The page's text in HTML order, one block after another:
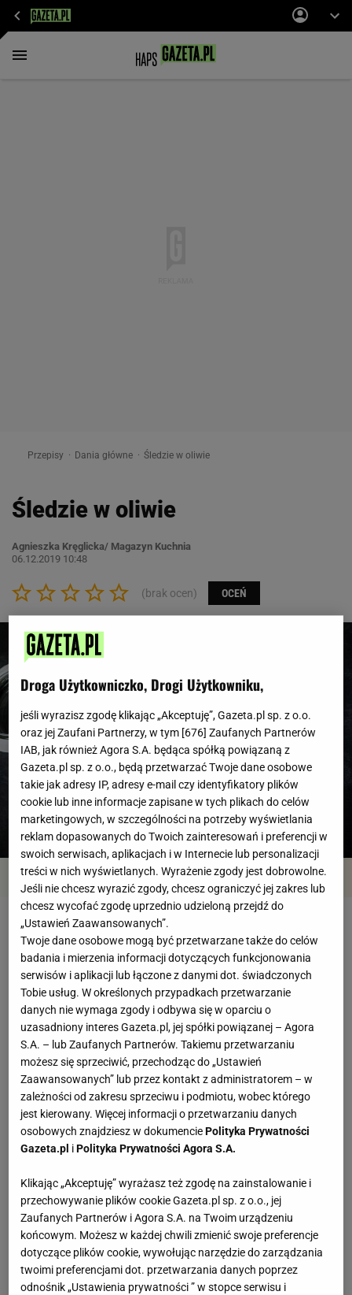
Przepisy Dania główne Śledzie w oliwie
Śledzie w oliwie
Agnieszka Kręglicka/ Magazyn Kuchnia
06.12.2019 10:48
(brak ocen) OCEŃ
Przegląd Składniki Kroki
Śledzie w oliwie
Czas przygotowania powyżej godziny
Przygotowanie śledzi:Powyżej godziny
Poziom trudności łatwy
Polskie dania rybne Dania ze śledzia Przepisy świąteczne
Przepisy wigilijne
Droga Użytkowniczko, Drogi Użytkowniku,
jeśli wyrazisz zgodę klikając „Akceptuję”, Gazeta.pl sp. z o.o.
oraz jej Zaufani Partnerzy, w tym [676] Zaufanych Partnerów
IAB, jak również Agora S.A. będąca spółką powiązaną z
Gazeta.pl sp. z o.o., będą przetwarzać Twoje dane osobowe
takie jak adresy IP, adresy e-mail czy identyfikatory plików
cookie lub inne informacje zapisane w tych plikach do celów
marketingowych, w szczególności na potrzeby wyświetlania
reklam dopasowanych do Twoich zainteresowań i preferencji w
swoich serwisach, aplikacjach i w Internecie lub personalizacji
treści w nich wyświetlanych. Wyrażenie zgody jest dobrowolne.
Jeśli nie chcesz wyrazić zgody, chcesz ograniczyć jej zakres lub
chcesz wycofać zgodę uprzednio udzieloną przejdź do
„Ustawień Zaawansowanych”.
Twoje dane osobowe mogą być przetwarzane także do celów
badania i mierzenia informacji dotyczących funkcjonowania
serwisów i aplikacji lub łączone z danymi dot. świadczonych
Tobie usług. W określonych przypadkach przetwarzanie
danych nie wymaga zgody i odbywa się w oparciu o
uzasadniony interes Gazeta.pl, jej spółki powiązanej – Agora
S.A. – lub Zaufanych Partnerów. Takiemu przetwarzaniu
możesz się sprzeciwić, przechodząc do „Ustawień
Zaawansowanych” lub przez kontakt z administratorem – w
zależności od zakresu sprzeciwu i podmiotu, wobec którego
jest kierowany. Więcej informacji o przetwarzaniu danych
osobowych znajdziesz w dokumenciePolityka Prywatności
Gazeta.pl iPolityka Prywatności Agora S.A.
Klikając „Akceptuję” wyrażasz też zgodę na zainstalowanie i
przechowywanie plików cookie Gazeta.pl sp. z o.o., jej
Zaufanych Partnerów i Agora S.A. na Twoim urządzeniu
końcowym. Możesz w każdej chwili zmienić swoje preferencje
dotyczące plików cookie, wywołując narzędzie do zarządzania
twoimi preferencjami dot. przetwarzania danych poprzez
odnośnik „Ustawienia prywatności ” w stopce serwisu i